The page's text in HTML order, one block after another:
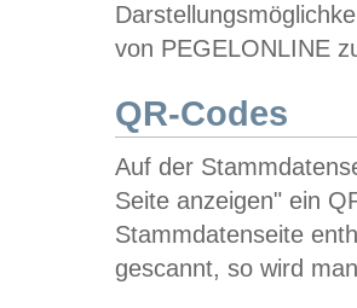
von PEGELONLINE
QR-Codes
Auf der
Seite anzeigen" ein
Stammdatenseite
gescannt, so wird